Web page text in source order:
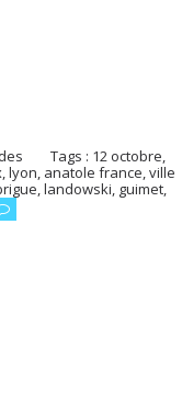
Tags : 12 octobre
lyon anatole france ville
landowski guimet